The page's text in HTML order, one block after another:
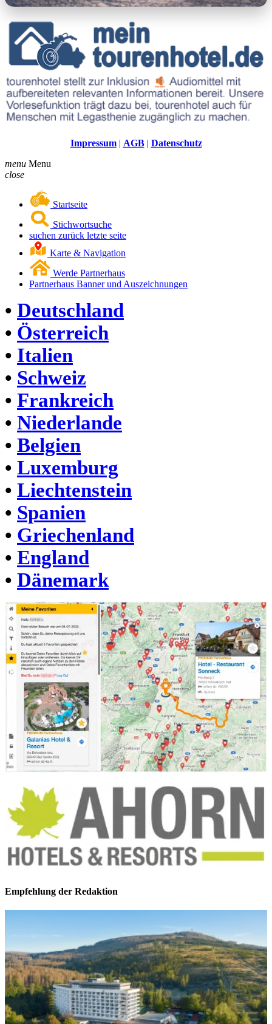
Impressum| AGB| Datenschutz
menu Menu
close
Startseite
Stichwortsuche
suchen zurück letzte seite
Karte & Navigation
Werde Partnerhaus
Partnerhaus Banner und Auszeichnungen
• Deutschland
• Österreich
• Italien
• Schweiz
• Frankreich
• Niederlande
• Belgien
• Luxemburg
• Liechtenstein
• Spanien
• Griechenland
• England
• Dänemark
Empfehlung der Redaktion